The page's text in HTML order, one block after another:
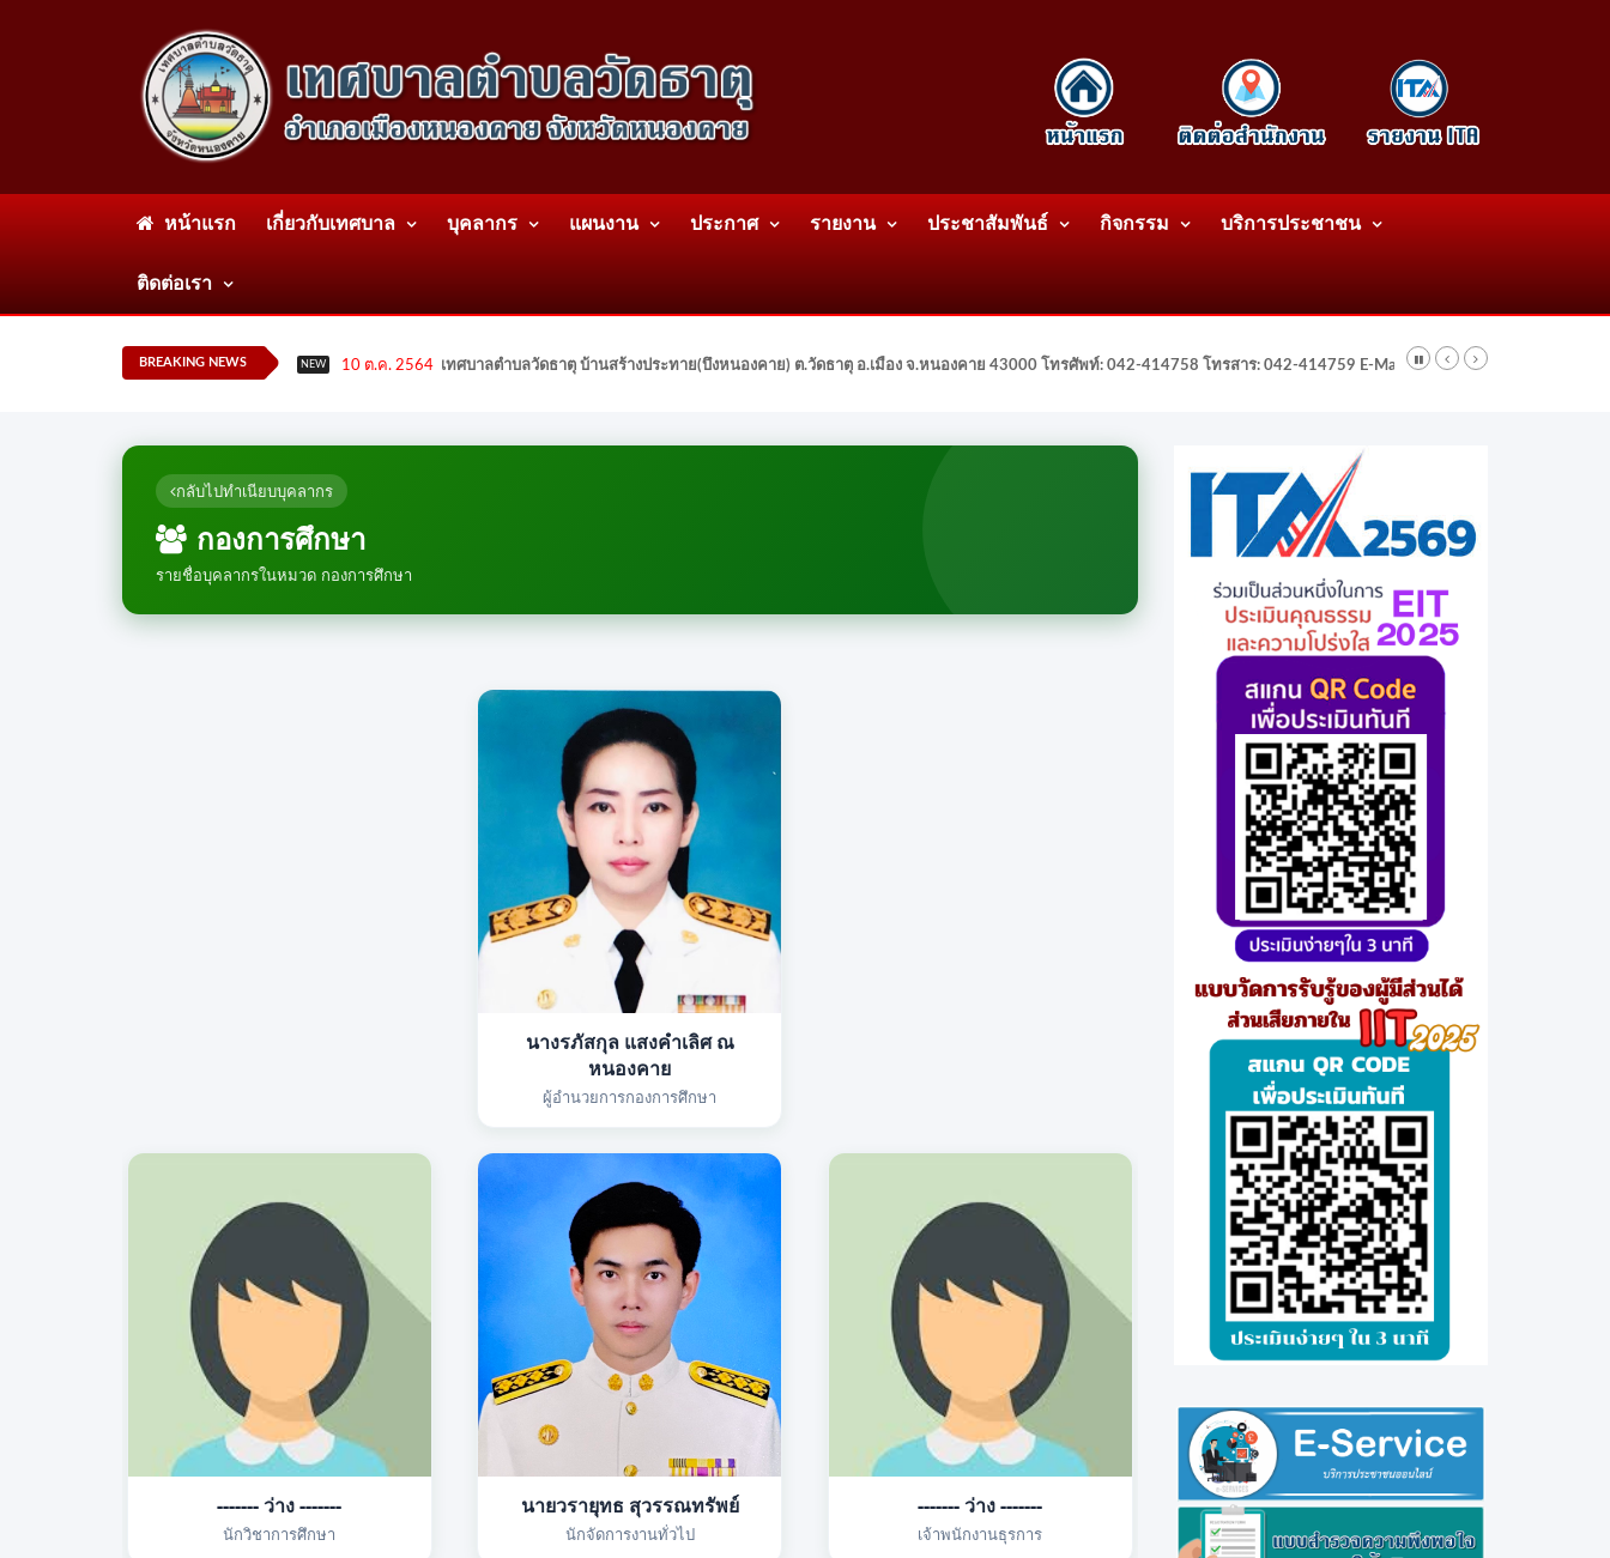
หน้าแรก เกี่ยวกับเทศบาล บุคลากร แผนงาน ประกาศ รายงาน ประชาสัมพันธ์ กิจกรรม บริการประชาชน
ติดต่อเรา
BREAKING NEWS NEW 10 ต.ค. 2564 เทศบาลตำบลวัดธาตุ บ้านสร้างประทาย(บึงหนองคาย) ต.วัดธาตุ อ.เมือง จ.หนองคาย 43000 โทรศัพท์: 042-414758 โทรสาร: 042-414759 E-Mail: wattatnk@gmail.com
กลับไปทำเนียบบุคลากร
กองการศึกษา
รายชื่อบุคลากรในหมวด กองการศึกษา
นางรภัสกุล แสงคำเลิศ ณ
หนองคาย
ผู้อำนวยการกองการศึกษา
------- ว่าง -------
นักวิชาการศึกษา
นายวรายุทธ สุวรรณทรัพย์
นักจัดการงานทั่วไป
------- ว่าง -------
เจ้าพนักงานธุรการ